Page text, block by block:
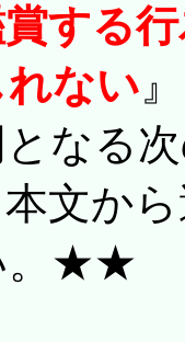
する
ない
なる
文か
。★★